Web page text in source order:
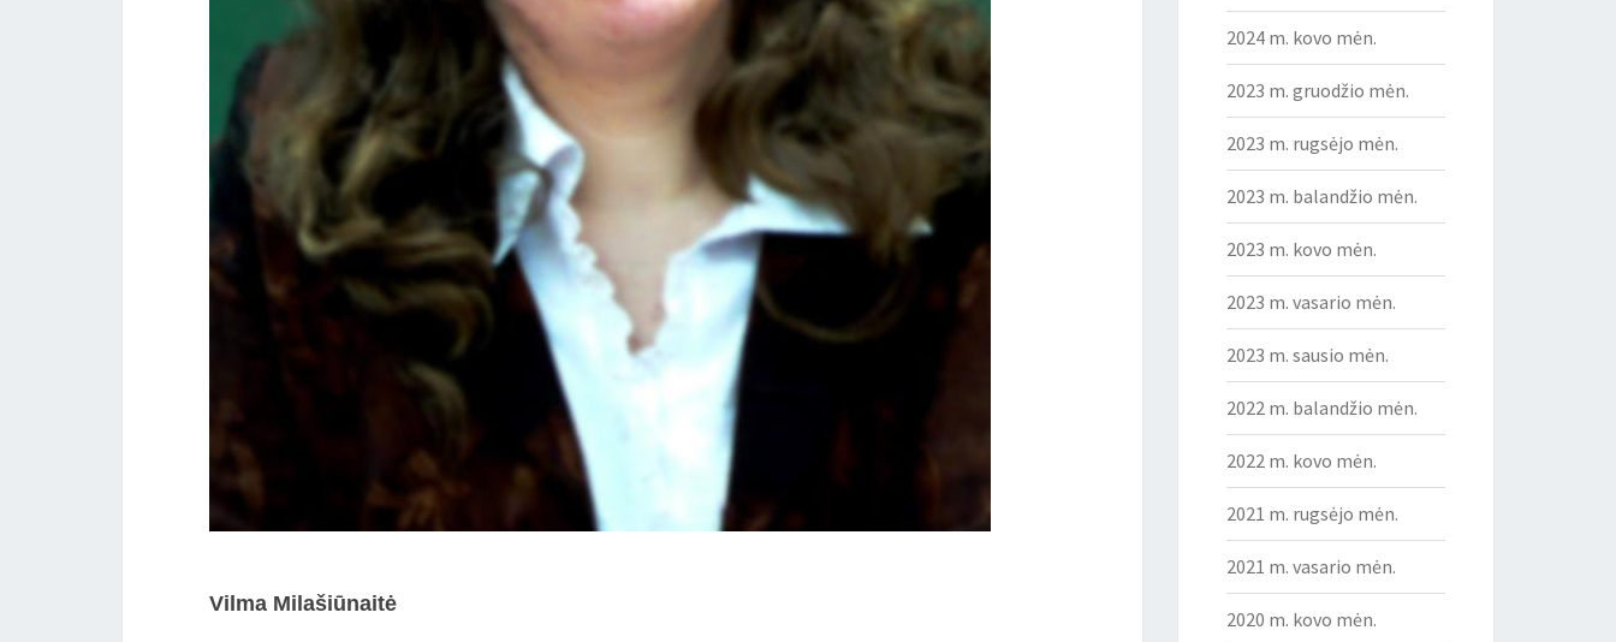
Vilma Milašiūnaitė
2024 m. kovo mėn.
2023 m. gruodžio mėn.
2023 m. rugsėjo mėn.
2023 m. balandžio mėn.
2023 m. kovo mėn.
2023 m. vasario mėn.
2023 m. sausio mėn.
2022 m. balandžio mėn.
2022 m. kovo mėn.
2021 m. rugsėjo mėn.
2021 m. vasario mėn.
2020 m. kovo mėn.